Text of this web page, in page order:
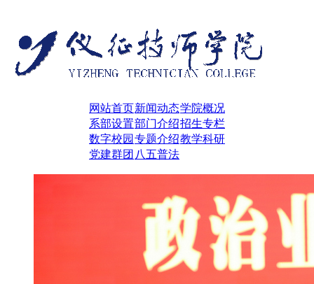
网站首页新闻动态学院概况
系部设置部门介绍招生专栏
数字校园 专题介绍教学科研
党建群团 八五普法